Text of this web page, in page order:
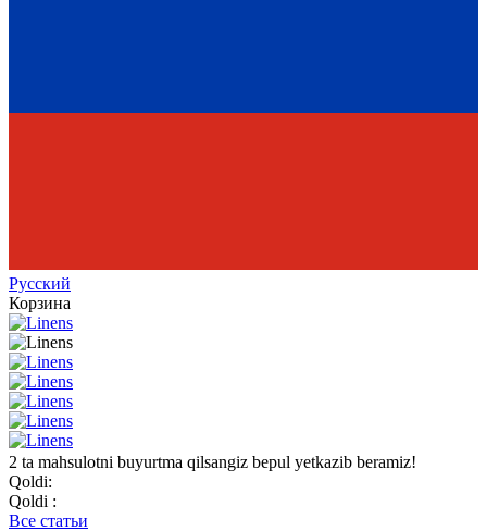
Русский
Корзина
2 ta mahsulotni buyurtma qilsangiz bepul yetkazib beramiz!
Qoldi:
Qoldi :
Все статьи